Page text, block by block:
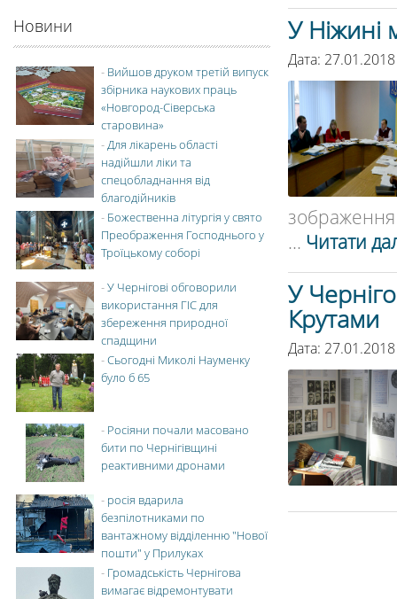
У Ніжині
Дата:
зображення
... Читати
У
Крутами
Дата:
Новини
- Вийшов друком третій випуск
збірника наукових праць
«Новгород-Сіверська
старовина»
-Для лікарень області
надійшли ліки та
спецобладнання від
благодійників
- Божественна літургія у свято
Преображення Господнього у
Троїцькому соборі
-У Чернігові обговорили
використання ГІС для
збереження природної
спадщини
-Сьогодні Миколі Науменку
було б 65
- Росіяни почали масовано
бити по Чернігівщині
реактивними дронами
- росія вдарила
безпілотниками по
вантажному відділенню "Нової
пошти" у Прилуках
- Громадськість Чернігова
вимагає відремонтувати